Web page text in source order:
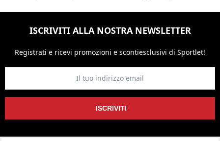
ISCRIVITI ALLA NOSTRA NEWSLETTER
Registrati e ricevi promozioni e scontiesclusivi di Sportlet!
ISCRIVITI